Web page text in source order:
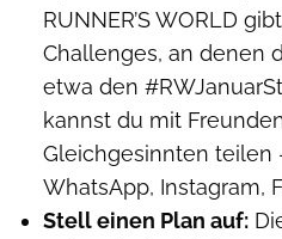
RUNNER’S WORLD
Challenges, an denen
etwa den
kannst du mit
Gleichgesinnten teilen
WhatsApp, Instagram,
Stell einen Plan auf: